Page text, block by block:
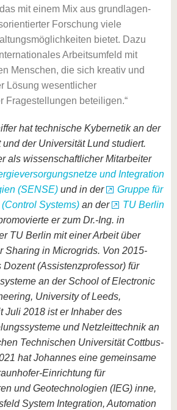
mit einem Mix aus grundlagen-
Forschung viele
bietet. Dazu
Arbeitsumfeld mit
Menschen, die sich kreativ und
Lösung wesentlicher
Fragestellungen beteiligen.
hat technische Kybernetik an der
der Universität Lund studiert.
als wissenschaftlicher Mitarbeiter
und Integration
(SENSE) und in der
Gruppe für
Systems) an der
TU Berlin
er zum Dr.-Ing. in
TU Berlin mit einer Arbeit über
Sharing in Microgrids. Von 2015-
(Assistenzprofessor) für
an der School of Electronic
University of Leeds,
Juli 2018 ist er Inhaber des
und Netzleittechnik an
Technischen Universität Cottbus-
hat Johannes eine gemeinsame
Einrichtung für
und Geotechnologien (IEG) inne,
System Integration, Automation